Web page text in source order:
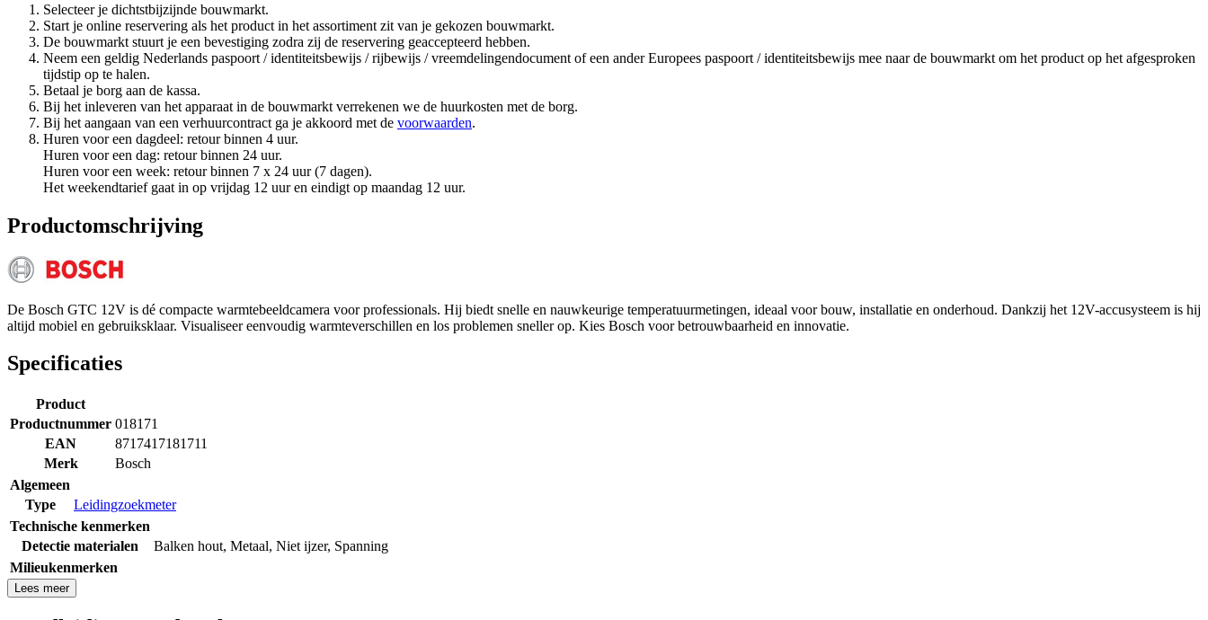
Selecteer je dichtstbijzijnde bouwmarkt.
Start je online reservering als het product in het assortiment zit van je gekozen bouwmarkt.
De bouwmarkt stuurt je een bevestiging zodra zij de reservering geaccepteerd hebben.
Neem een geldig Nederlands paspoort / identiteitsbewijs / rijbewijs / vreemdelingendocument of een ander Europees paspoort / identiteitsbewijs mee naar de bouwmarkt om het product op het afgesproken
tijdstip op te halen.
Betaal je borg aan de kassa.
Bij het inleveren van het apparaat in de bouwmarkt verrekenen we de huurkosten met de borg.
Bij het aangaan van een verhuurcontract ga je akkoord met de voorwaarden.
Huren voor een dagdeel: retour binnen 4 uur.
Huren voor een dag: retour binnen 24 uur.
Huren voor een week: retour binnen 7 x 24 uur (7 dagen).
Het weekendtarief gaat in op vrijdag 12 uur en eindigt op maandag 12 uur.
Productomschrijving
De Bosch GTC 12V is dé compacte warmtebeeldcamera voor professionals. Hij biedt snelle en nauwkeurige temperatuurmetingen, ideaal voor bouw, installatie en onderhoud. Dankzij het 12V-accusysteem is hij
altijd mobiel en gebruiksklaar. Visualiseer eenvoudig warmteverschillen en los problemen sneller op. Kies Bosch voor betrouwbaarheid en innovatie.
Specificaties
Product
Productnummer 018171
EAN
8717417181711
Merk
Bosch
Algemeen
Type
Leidingzoekmeter
Technische kenmerken
Detectie materialen
Balken hout, Metaal, Niet ijzer, Spanning
Milieukenmerken
Lees meer